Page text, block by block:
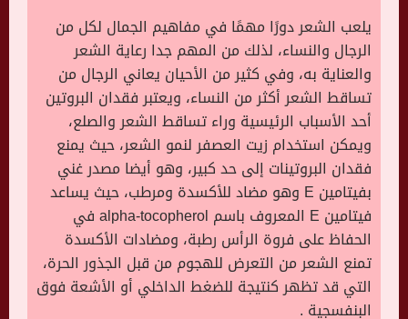
يلعب الشعر دورًا مهمًا في مفاهيم الجمال لكل من
الرجال والنساء، لذلك من المهم جدا رعاية الشعر
والعناية به، وفي كثير من الأحيان يعاني الرجال من
تساقط الشعر أكثر من النساء، ويعتبر فقدان البروتين
أحد الأسباب الرئيسية وراء تساقط الشعر والصلع،
ويمكن استخدام زيت العصفر لنمو الشعر، حيث يمنع
فقدان البروتينات إلى حد كبير، وهو أيضا مصدر غني
بفيتامين E وهو مضاد للأكسدة ومرطب، حيث يساعد
فيتامين E المعروف باسم alpha-tocopherol في
الحفاظ على فروة الرأس رطبة، ومضادات الأكسدة
تمنع الشعر من التعرض للهجوم من قبل الجذور الحرة،
التي قد تظهر كنتيجة للضغط الداخلي أو الأشعة فوق
البنفسجية .